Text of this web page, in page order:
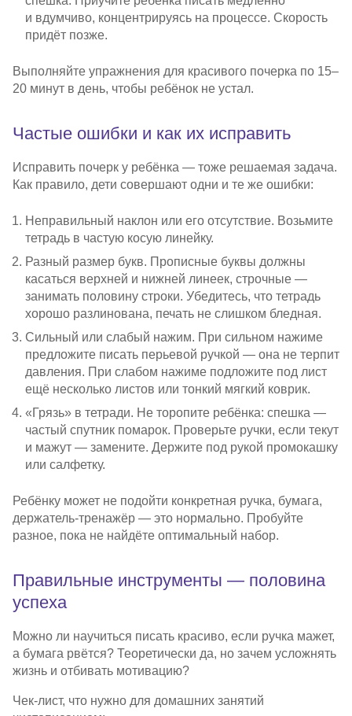
и вдумчиво, концентрируясь на процессе. Скорость
придёт позже.
Выполняйте упражнения для красивого почерка по 15–
20 минут в день, чтобы ребёнок не устал.
Частые ошибки и как их исправить
Исправить почерк у ребёнка — тоже решаемая задача.
Как правило, дети совершают одни и те же ошибки:
Неправильный наклон или его отсутствие. Возьмите
тетрадь в частую косую линейку.
Разный размер букв. Прописные буквы должны
касаться верхней и нижней линеек, строчные —
занимать половину строки. Убедитесь, что тетрадь
хорошо разлинована, печать не слишком бледная.
Сильный или слабый нажим. При сильном нажиме
предложите писать перьевой ручкой — она не терпит
давления. При слабом нажиме подложите под лист
ещё несколько листов или тонкий мягкий коврик.
«Грязь» в тетради. Не торопите ребёнка: спешка —
частый спутник помарок. Проверьте ручки, если текут
и мажут — замените. Держите под рукой промокашку
или салфетку.
Ребёнку может не подойти конкретная ручка, бумага,
держатель-тренажёр — это нормально. Пробуйте
разное, пока не найдёте оптимальный набор.
Правильные инструменты — половина
успеха
Можно ли научиться писать красиво, если ручка мажет,
а бумага рвётся? Теоретически да, но зачем усложнять
жизнь и отбивать мотивацию?
Чек-лист, что нужно для домашних занятий